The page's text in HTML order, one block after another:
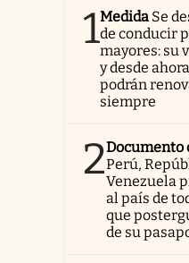
1Medida Se
de conducir
mayores: su
y desde
podrán
siempre
2Documento
Perú,
Venezuela
al país de
que
de su